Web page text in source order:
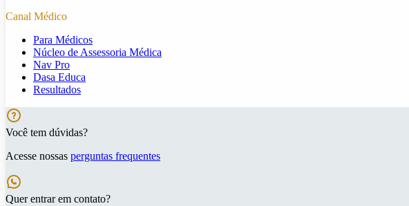
Canal Médico
Para Médicos
Núcleo de Assessoria Médica
Nav Pro
Dasa Educa
Resultados
Você tem dúvidas?
Acesse nossas perguntas frequentes
Quer entrar em contato?